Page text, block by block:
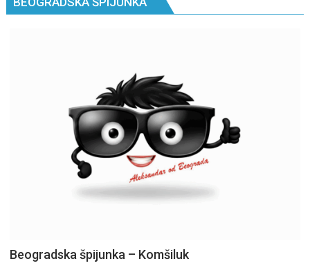
Beogradska špijunka – Komšiluk